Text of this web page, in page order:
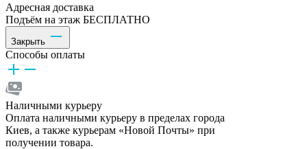
Адресная доставка
Подъём на этаж БЕСПЛАТНО
Закрыть
Способы оплаты
Наличными курьеру
Оплата наличными курьеру в пределах города
Киев, а также курьерам «Новой Почты» при
получении товара.